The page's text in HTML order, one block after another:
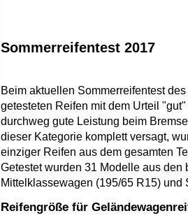
Sommerreifentest 2017
Beim aktuellen Sommerreifentest
getesteten Reifen mit dem Urteil
durchweg gute Leistung beim
dieser Kategorie komplett versagt,
einziger Reifen aus dem gesamten
Getestet wurden 31 Modelle aus den
Mittelklassewagen (195/65 R15) und
Reifengröße für